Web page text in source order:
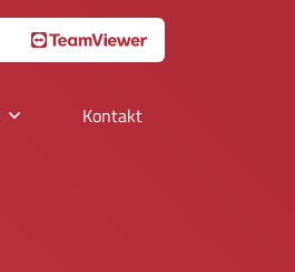
Kontakt